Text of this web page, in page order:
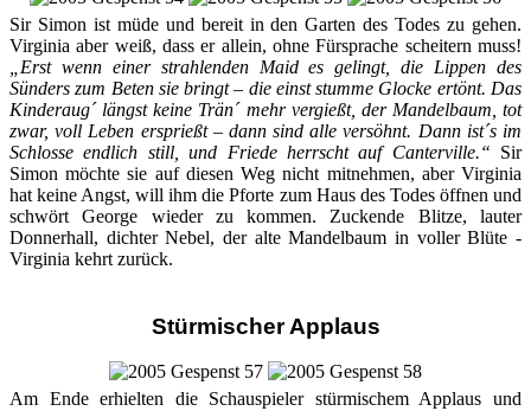
Sir Simon ist müde und bereit in den Garten des Todes zu gehen.
Virginia aber weiß, dass er allein, ohne Fürsprache scheitern muss!
„Erst wenn einer strahlenden Maid es gelingt, die Lippen des
Sünders zum Beten sie bringt – die einst stumme Glocke ertönt. Das
Kinderaug´ längst keine Trän´ mehr vergießt, der Mandelbaum, tot
zwar, voll Leben ersprießt – dann sind alle versöhnt. Dann ist´s im
Schlosse endlich still, und Friede herrscht auf Canterville.“ Sir
Simon möchte sie auf diesen Weg nicht mitnehmen, aber Virginia
hat keine Angst, will ihm die Pforte zum Haus des Todes öffnen und
schwört George wieder zu kommen. Zuckende Blitze, lauter
Donnerhall, dichter Nebel, der alte Mandelbaum in voller Blüte -
Virginia kehrt zurück.
Stürmischer Applaus
Am Ende erhielten die Schauspieler stürmischem Applaus und